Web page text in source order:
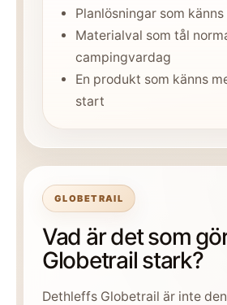
Planlösningar som
Materialval som tål
campingvardag
En produkt som känns
start
GLOBETRAIL
Vad är det som
Globetrail stark?
Dethleffs Globetrail är inte